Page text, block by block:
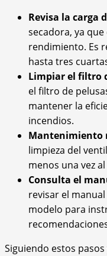
Revisa la carga
secadora, ya
rendimiento. Es
hasta tres
Limpiar el filtro
el filtro de
mantener la
incendios.
Mantenimiento
limpieza del
menos una vez
Consulta el
revisar el
modelo para
Siguiendo estos